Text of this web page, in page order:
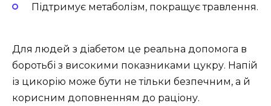
Підтримує метаболізм, покращує травлення.
Для людей з діабетом це реальна допомога в
боротьбі з високими показниками цукру. Напій
із цикорію може бути не тільки безпечним, а й
корисним доповненням до раціону.